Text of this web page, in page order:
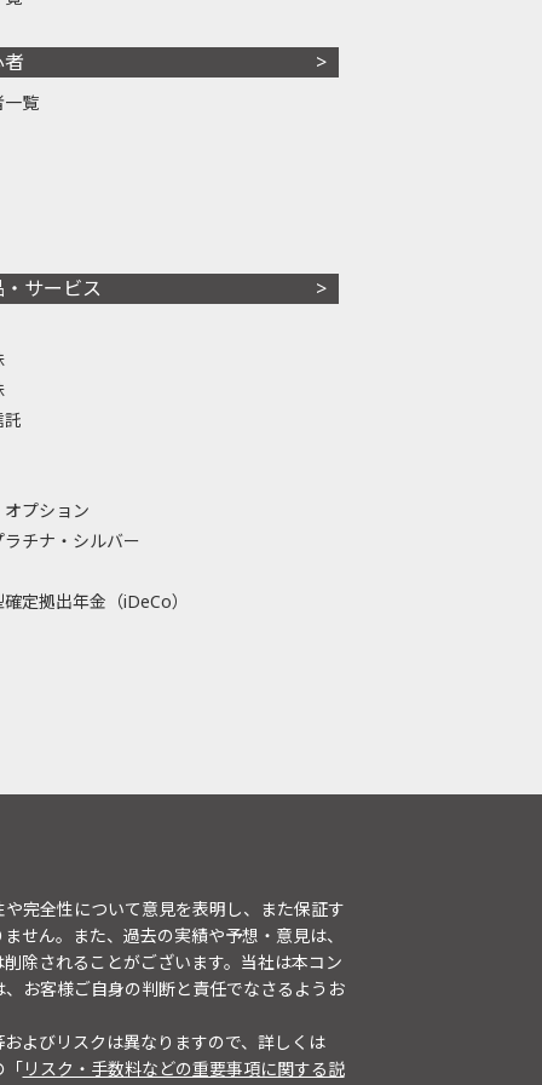
一覧
サービス
託
プション
ラチナ・シルバー
定拠出年金（iDeCo）
完全性について意見を表明し、また保証す
せん。また、過去の実績や予想・意見は、
除されることがございます。当社は本コン
お客様ご自身の判断と責任でなさるようお
よびリスクは異なりますので、詳しくは
「リスク・手数料などの重要事項に関する説